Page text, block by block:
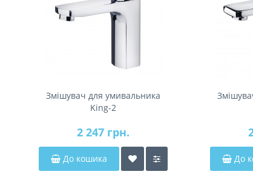
Змішувач для умивальника
King-2
2 247 грн.
До кошика До